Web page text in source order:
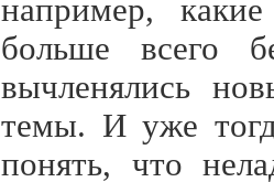
например,
больше всего
вычленялись
темы. И уже
понять, что